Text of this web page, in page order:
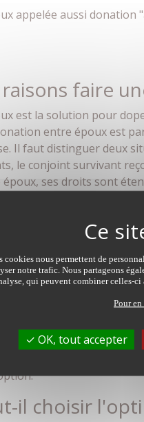
appelée aussi
faire
est la solution pour
entre époux est
Il faut distinguer deux
le conjoint survivant
ses droits sont
biens ;
et 3/4 en usufruit ;
quotité disponible de la
enfants d'une
il peut prétendre,
en pleine propriété ;
de la succession ;
et usufruit.
du règlement de
il choisir
cookies nous permettent de
notre trafic. Nous partageons
qui peuvent combiner celles-
Pour
OK, tout accepter